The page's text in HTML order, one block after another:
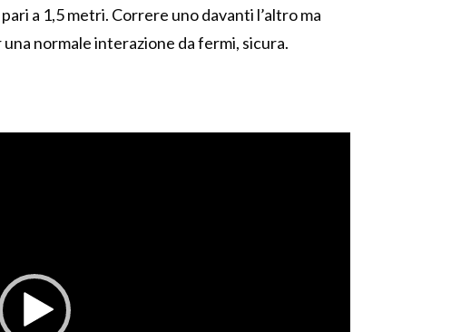
a 1,5 metri. Correre uno davanti l’altro ma
normale interazione da fermi, sicura.